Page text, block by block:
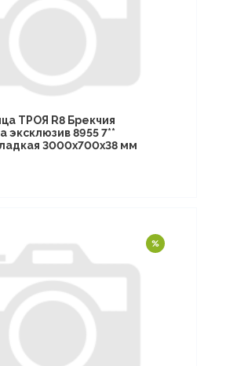
ТРОЯ R8 Брекчия
эксклюзив 8955 7**
3000х700х38 мм